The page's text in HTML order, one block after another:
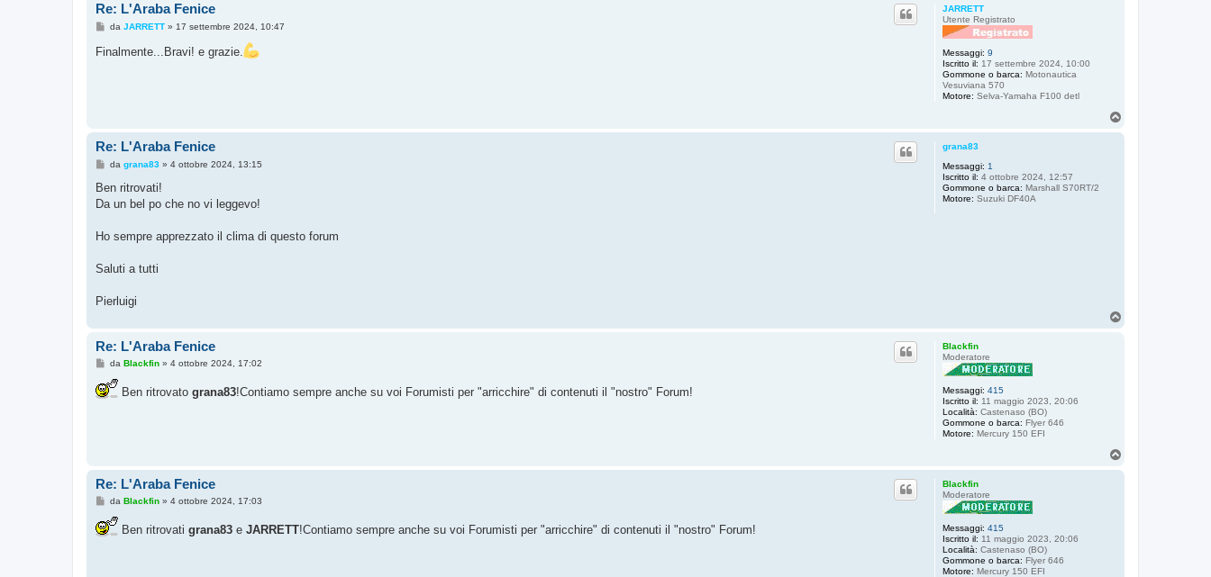
S
a
h
e
m
a
JARRETT
Utente Registrato
Messaggi: 9
Iscritto il: 17 settembre 2024, 10:00
Gommone o barca: Motonautica
Vesuviana 570
Motore: Selva-Yamaha F100 detl
Re: L'Araba Fenice
M
s
da JARRETT» 17 settembre 2024, 10:47
Finalmente...Bravi! e grazie.
grana83
Messaggi: 1
Iscritto il: 4 ottobre 2024, 12:57
Gommone o barca: Marshall S70RT/2
Motore: Suzuki DF40A
Re: L'Araba Fenice
M
s
a
i
da grana83» 4 ottobre 2024, 13:15
Ben ritrovati!
Da un bel po che no vi leggevo!
Ho sempre apprezzato il clima di questo forum
Saluti a tutti
Pierluigi
Blackfin
Moderatore
Messaggi: 415
Iscritto il: 11 maggio 2023, 20:06
Località: Castenaso (BO)
Gommone o barca: Flyer 646
Motore: Mercury 150 EFI
Re: L'Araba Fenice
M
s
s
da Blackfin» 4 ottobre 2024, 17:02
Ben ritrovato grana83!Contiamo sempre anche su voi Forumisti per "arricchire" di contenuti il "nostro" Forum!
Blackfin
Moderatore
Messaggi: 415
Iscritto il: 11 maggio 2023, 20:06
Località: Castenaso (BO)
Gommone o barca: Flyer 646
Motore: Mercury 150 EFI
Re: L'Araba Fenice
M
s
s
da Blackfin» 4 ottobre 2024, 17:03
Ben ritrovati grana83 e JARRETT!Contiamo sempre anche su voi Forumisti per "arricchire" di contenuti il "nostro" Forum!